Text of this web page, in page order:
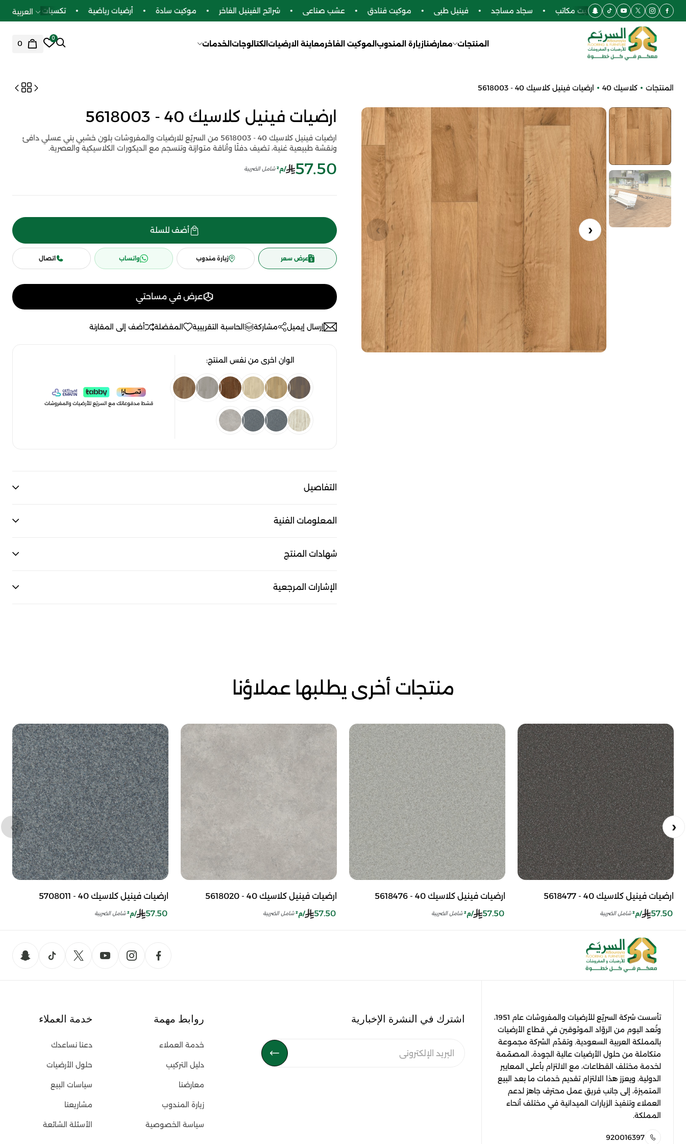
أرضيات SPC موكيت مكاتب سجاد مساجد فينيل طبي موكيت فنادق عشب صناعي شرائح الفينيل الفاخر موكيت سادة أرضيات رياضية تكسيات بديل الخشب
العربية
المنتجات معارضنا زيارة المندوب الموكيت الفاخرمعاينة الارضيات الكتالوجات الخدمات
0
0
المنتجات كلاسيك 40 ارضيات فينيل كلاسيك 40 - 5618003
ارضيات فينيل كلاسيك 40 - 5618003
ارضيات فينيل كلاسيك 40 - 5618003 من السريّع للارضيات والمفروشات بلون خشبي بني عسلي دافئ
ونقشة طبيعية غنية، تضيف دفئًا وأناقة متوازنة وتنسجم مع الديكورات الكلاسيكية والعصرية.
57.50 /م² شامل الضريبة
أضف للسلة
عرض سعر زيارة مندوب واتساب اتصال
عرض في مساحتي
إرسال إيميل مشاركة الحاسبة التقريبية المفضلة أضف إلى المقارنة
الوان اخرى من نفس المنتج:
التفاصيل
المعلومات الفنية
شهادات المنتج
الإشارات المرجعية
منتجات أخرى يطلبها عملاؤنا
ارضيات فينيل كلاسيك 40 - 5708011
57.50
/م² شامل الضريبة
ارضيات فينيل كلاسيك 40 - 5618020
57.50
/م² شامل الضريبة
ارضيات فينيل كلاسيك 40 - 5618476
57.50
/م² شامل الضريبة
ارضيات فينيل كلاسيك 40 - 5618477
57.50
/م² شامل الضريبة
تأسست شركة السريّع للأرضيات والمفروشات عام 1951،
وتُعد اليوم من الروّاد الموثوقين في قطاع الأرضيات
بالمملكة العربية السعودية. وتقدّم الشركة مجموعة
متكاملة من حلول الأرضيات عالية الجودة، المصمّمة
لخدمة مختلف القطاعات، مع الالتزام بأعلى المعايير
الدولية. ويعزز هذا الالتزام تقديم خدمات ما بعد البيع
المتميزة، إلى جانب فريق عمل محترف جاهز لدعم
العملاء وتنفيذ الزيارات الميدانية في مختلف أنحاء
المملكة.
920016397
اشترك في النشرة الإخبارية روابط مهمة
خدمة العملاء
دليل التركيب
معارضنا
زيارة المندوب
سياسة الخصوصية
خدمة العملاء
دعنا نساعدك
حلول الأرضيات
سياسات البيع
مشاريعنا
الأسئلة الشائعة